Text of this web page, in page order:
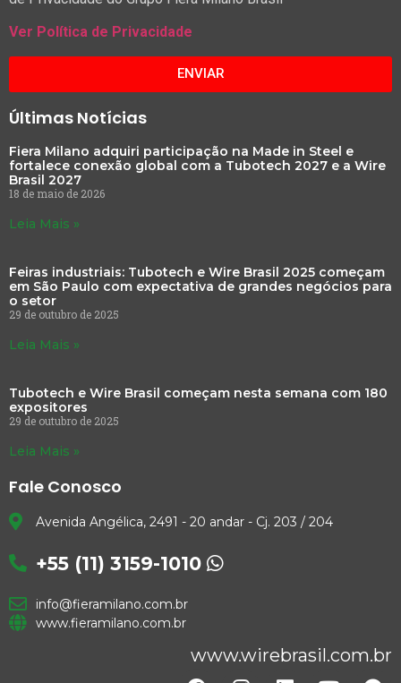
Ver Política de Privacidade
ENVIAR
Últimas Notícias
Fiera Milano adquiri participação na Made in Steel e
fortalece conexão global com a Tubotech 2027 e a Wire
Brasil 2027
18 de maio de 2026
Leia Mais »
Feiras industriais: Tubotech e Wire Brasil 2025 começam
em São Paulo com expectativa de grandes negócios para
o setor
29 de outubro de 2025
Leia Mais »
Tubotech e Wire Brasil começam nesta semana com 180
expositores
29 de outubro de 2025
Leia Mais »
Fale Conosco
Avenida Angélica, 2491 - 20 andar - Cj. 203 / 204
+55 (11) 3159-1010
info@fieramilano.com.br
www.fieramilano.com.br
www.wirebrasil.com.br